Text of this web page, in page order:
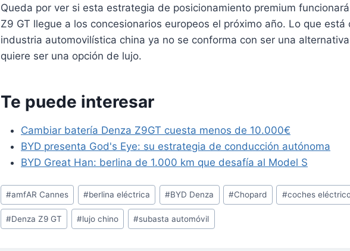
Queda por ver si esta estrategia de posicionamiento premium
Z9 GT llegue a los concesionarios europeos el próximo año. Lo que está
industria automovilística china ya no se conforma con ser una
quiere ser una opción de lujo.
Te puede interesar
Cambiar batería Denza Z9GT cuesta menos de 10.000€
BYD presenta God's Eye: su estrategia de conducción autónoma
BYD Great Han: berlina de 1.000 km que desafía al Model S
Etiquetas
de
la
#amfAR Cannes #berlina eléctrica #BYD Denza #Chopard #coches
#Denza Z9 GT #lujo chino #subasta automóvil